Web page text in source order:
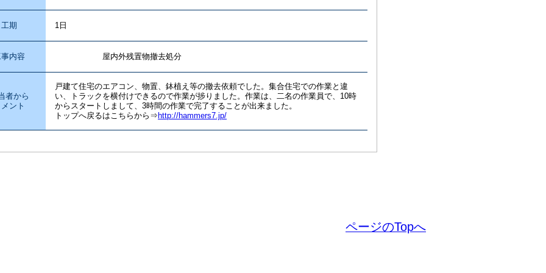
工期 1日
内容 屋内外残置物撤去処分
者から
ント
戸建て住宅のエアコン、物置、鉢植え等の撤去依頼でした。集合住宅での作業と違
い、トラックを横付けできるので作業が捗りました。作業は、二名の作業員で、10時
からスタートしまして、3時間の作業で完了することが出来ました。
トップへ戻るはこちらから⇒ http://hammers7.jp/
ページのTopへ